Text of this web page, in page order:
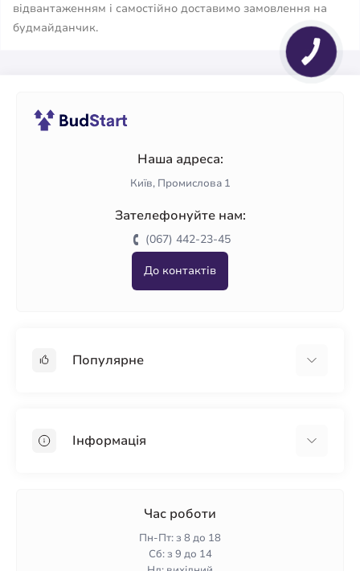
відвантаженням і самостійно доставимо замовлення на
будмайданчик.
Наша адреса:
Київ, Промислова 1
Зателефонуйте нам:
(067) 442-23-45
До контактів
Популярне
ПінопластІнформація
Гарантія та повернення
Час роботи
Пн-Пт: з 8 до 18
Сб: з 9 до 14